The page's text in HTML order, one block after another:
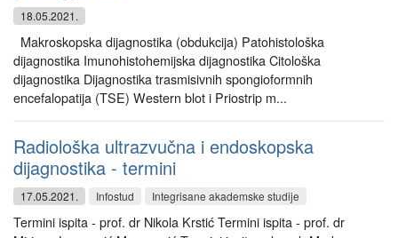
18.05.2021.
Makroskopska dijagnostika (obdukcija) Patohistološka
dijagnostika Imunohistohemijska dijagnostika Citološka
dijagnostika Dijagnostika trasmisivnih spongioformnih
encefalopatija (TSE) Western blot i Priostrip m...
Radiološka ultrazvučna i endoskopska
dijagnostika - termini
17.05.2021. Infostud Integrisane akademske studije
Termini ispita - prof. dr Nikola Krstić Termini ispita - prof. dr